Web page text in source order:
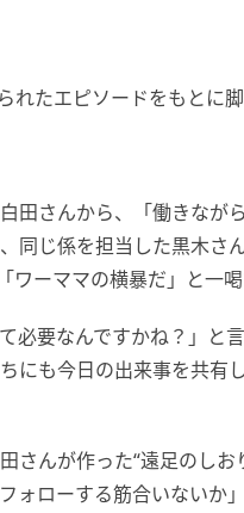
たエピソードをもとに脚
田さんから、「働きなが
同じ係を担当した黒木さ
ーママの横暴だ」と一喝
必要なんですかね？」と
にも今日の出来事を共有
さんが作った“遠足のしお
ォローする筋合いないか